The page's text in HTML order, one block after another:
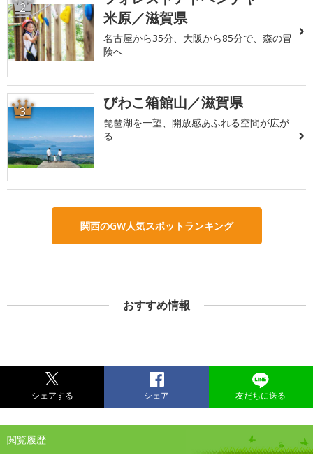
2
米原／滋賀県
名古屋から35分、大阪から85分で、森の冒
険へ
3 びわこ箱館山／滋賀県
琵琶湖を一望、開放感あふれる空間が広が
る
関西のGW人気スポットランキング
おすすめ情報
シェアする シェア 友だちに送る
閲覧履歴